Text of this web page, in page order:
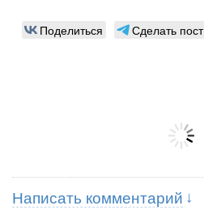
Поделиться Сделать пост
Написать комментарий